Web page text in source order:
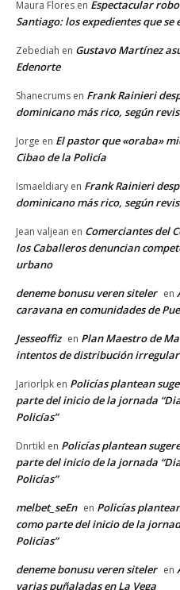
Maura Flores en Espectacular
Santiago: los expedientes que
Zebediah en Gustavo Martínez
Edenorte
Shanecrums en Frank Rainieri
dominicano más rico, según
Jorge en El pastor que «oraba»
Cibao de la Policía
Ismaeldiary en Frank Rainieri
dominicano más rico, según
Jean valjean en Comerciantes del
los Caballeros denuncian
urbano
deneme bonusu veren siteler en
caravana en comunidades de
Jesseoffiz en Plan Maestro de
intentos de distribución
Jariorlpk en Policías plantean
parte del inicio de la jornada
Policías”
Dnrtikl en Policías plantean
parte del inicio de la jornada
Policías”
melbet_seEn en Policías
como parte del inicio de la
Policías”
deneme bonusu veren siteler en
varias puñaladas en La Vega